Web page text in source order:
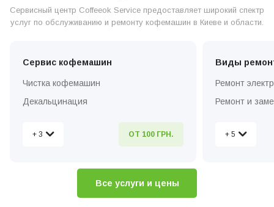
Сервисный центр Coffeeok Service предоставляет широкий спектр
услуг по обслуживанию и ремонту кофемашин в Киеве и области.
Сервис кофемашин
Чистка кофемашин
Декальцинация
Вызов мастера по ремонту на дом
+ 3 ОТ 100 ГРН.
Виды
Ремонт
Ремонт и
Ремонт
+ 5
Все услуги и цены